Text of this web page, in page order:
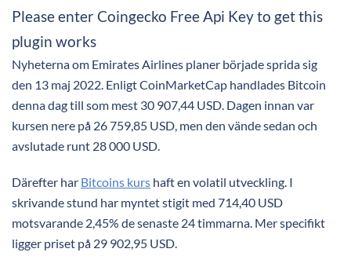
Please enter Coingecko Free Api Key to get this
plugin works
Nyheterna om Emirates Airlines planer började sprida sig
den 13 maj 2022. Enligt CoinMarketCap handlades Bitcoin
denna dag till som mest 30 907,44 USD. Dagen innan var
kursen nere på 26 759,85 USD, men den vände sedan och
avslutade runt 28 000 USD.
Därefter har Bitcoins kurs haft en volatil utveckling. I
skrivande stund har myntet stigit med 714,40 USD
motsvarande 2,45% de senaste 24 timmarna. Mer specifikt
ligger priset på 29 902,95 USD.